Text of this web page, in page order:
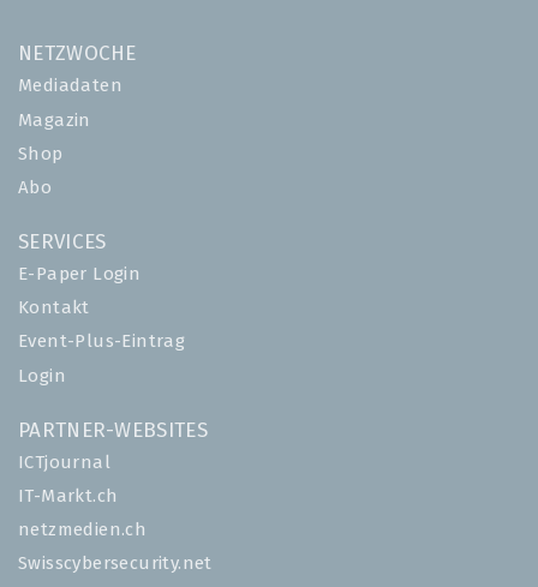
NETZWOCHE
Mediadaten
Magazin
Shop
Abo
SERVICES
E-Paper Login
Kontakt
Event-Plus-Eintrag
Login
PARTNER-WEBSITES
ICTjournal
IT-Markt.ch
netzmedien.ch
Swisscybersecurity.net